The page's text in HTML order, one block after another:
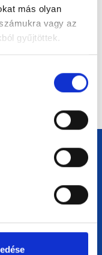
más olyan
vagy az
gyűjtöttek.
Ezek a 2026-